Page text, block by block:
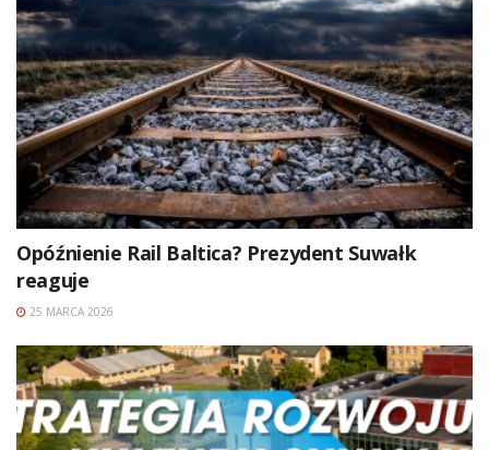
Opóźnienie Rail Baltica? Prezydent Suwałk
reaguje
25 MARCA 2026